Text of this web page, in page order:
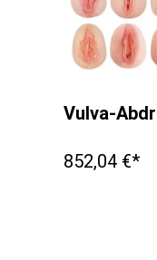
852,04 €*